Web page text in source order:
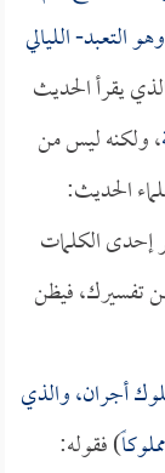
التعبد- الليالي
يقرأ الحديث
، ولكنه ليس من
الحديث:
الكلمات
تفسيرك، فيظن
أجران، والذي
) فقوله: